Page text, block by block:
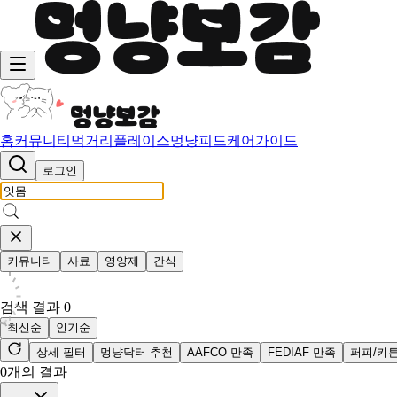
홈커뮤니티 먹거리 플레이스멍냥피드케어가이드
로그인
커뮤니티 사료 영양제 간식
검색 결과 0
최신순
인기순
상세 필터
멍냥닥터 추천 AAFCO 만족 FEDIAF 만족 퍼피/키
0개의 결과